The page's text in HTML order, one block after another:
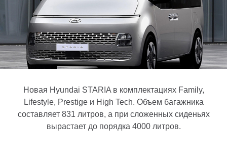
Новая Hyundai STARIA в комплектациях Family,
Lifestyle, Prestige и High Tech. Объем багажника
составляет 831 литров, а при сложенных сиденьях
вырастает до порядка 4000 литров.